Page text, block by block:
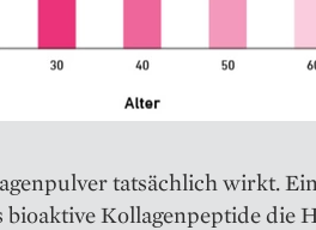
tatsächlich wirkt.
bioaktive Kollagenpeptide die